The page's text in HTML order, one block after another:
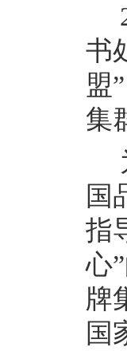
书
盟
集
国
指
心
牌
国